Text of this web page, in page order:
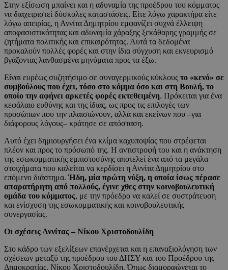
Στην εξίσωση μπαίνει και η αδυναμία της προέδρου του κόμματος
να διαχειριστεί δύσκολες καταστάσεις. Είτε λόγω χαρακτήρα είτε
λόγω απειρίας, η Αννίτα Δημητρίου εμφανίζει συχνά έλλειψη
αποφασιστικότητας και αδυναμία χάραξης ξεκάθαρης γραμμής σε
ζητήματα πολιτικής και επικαιρότητας. Αυτά τα δεδομένα
προκαλούν πολλές φορές και στην ίδια σύγχυση και εκνευρισμό
βγάζοντας λανθασμένα μηνύματα προς τα έξω.
Είναι ευρέως συζητήσιμο σε συναγερμικούς κύκλους το «κενό» σε
συμβούλους που έχει, τόσο στο κόμμα όσο και στη Βουλή, το
οποίο την αφήνει αρκετές φορές εκτεθειμένη. Πρόκειται για ένα
κεφάλαιο ευθύνης και της ίδιας, ως προς τις επιλογές των
προσώπων που την πλαισιώνουν, αλλά και εκείνων που –για
διάφορους λόγους– κράτησε σε απόσταση.
Αυτό έχει δημιουργήσει ένα κλίμα καχυποψίας που στρέφεται
πλέον και προς το πρόσωπό της. Η αντιστροφή του και η ανάκτηση
της εσωκομματικής εμπιστοσύνης αποτελεί ένα από τα μεγάλα
στοιχήματα που καλείται να κερδίσει η Αννίτα Δημητρίου στο
επόμενο διάστημα.Ήδη, μία πρώτη νύξη, η οποία ίσως πέρασε
απαρατήρητη από πολλούς, έγινε χθες στην κοινοβουλευτική
ομάδα του κόμματος, με την πρόεδρο να καλεί σε συστράτευση
και ενίσχυση της εσωκομματικής και κοινοβουλευτικής
συνεργασίας.
Οι σχέσεις Αννίτας – Νίκου Χριστοδουλίδη
Στο κάδρο των εξελίξεων επανέρχεται και η επαναξιολόγηση των
σχέσεων μεταξύ της προέδρου του ΔΗΣΥ και του Προέδρου της
Δημοκρατίας, Νίκου Χριστοδουλίδη. Όπως διαμορφώνεται το